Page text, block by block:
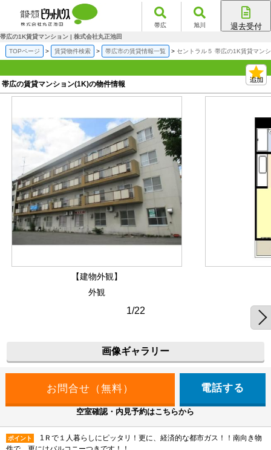
帯広 旭川 退去受付
帯広の1K賃貸マンション | 株式会社丸正池田
TOPページ 賃貸物件検索 帯広市の賃貸情報一覧 セントラル５ 帯広の1K賃貸マン
帯広の賃貸マンション(1K)の物件情報
【建物外観】
外観
1/22
画像ギャラリー
電話する
空室確認・内見予約はこちらから
ポイント
1Ｒで１人暮らしにピッタリ！更に、経済的な都市ガス！！南向き物